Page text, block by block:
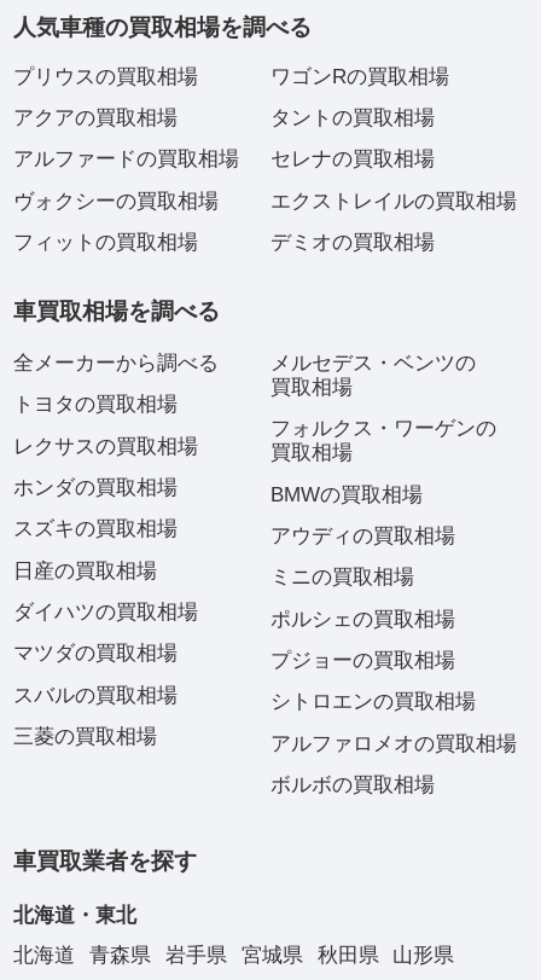
人気車種の買取相場を調べる
プリウスの買取相場
アクアの買取相場
アルファードの買取相場
ヴォクシーの買取相場
フィットの買取相場
ワゴンRの買取相場
タントの買取相場
セレナの買取相場
エクストレイルの買取相場
デミオの買取相場
車買取相場を調べる
全メーカーから調べる
トヨタの買取相場
レクサスの買取相場
ホンダの買取相場
スズキの買取相場
日産の買取相場
ダイハツの買取相場
マツダの買取相場
スバルの買取相場
三菱の買取相場
メルセデス・ベンツの
買取相場
フォルクス・ワーゲンの
買取相場
BMWの買取相場
アウディの買取相場
ミニの買取相場
ポルシェの買取相場
プジョーの買取相場
シトロエンの買取相場
アルファロメオの買取相場
ボルボの買取相場
車買取業者を探す
北海道・東北
北海道
青森県 岩手県 宮城県 秋田県
山形県